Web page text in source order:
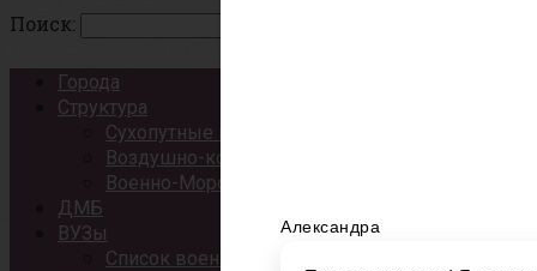
Поиск:
Города
Структура
Сухопутные войска
Воздушно-космические силы
Военно-Морской Флот
ДМБ
ВУЗы
Список военных ВУЗов России